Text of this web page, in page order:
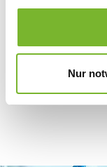
Nur
Für weitere